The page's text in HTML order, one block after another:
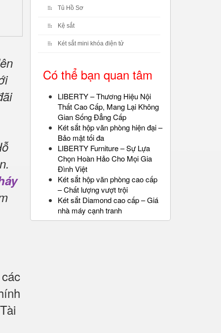
Tủ Hồ Sơ
Kệ sắt
Két sắt mini khóa điện tử
Có thể bạn quan tâm
LIBERTY – Thương Hiệu Nội
Thất Cao Cấp, Mang Lại Không
Gian Sống Đẳng Cấp
Két sắt hộp văn phòng hiện đại –
Bảo mật tối đa
LIBERTY Furniture – Sự Lựa
Chọn Hoàn Hảo Cho Mọi Gia
Đình Việt
Két sắt hộp văn phòng cao cấp
– Chất lượng vượt trội
Két sắt Diamond cao cấp – Giá
nhà máy cạnh tranh